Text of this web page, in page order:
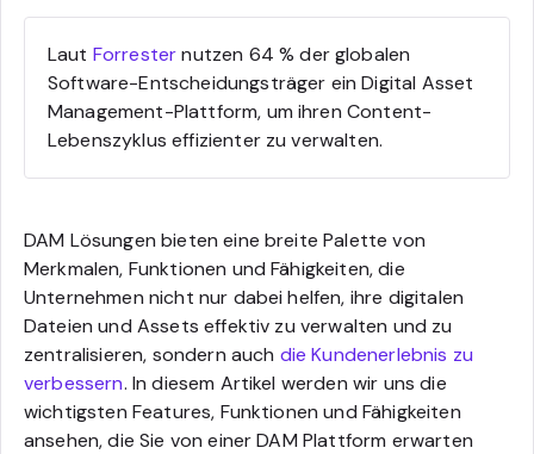
Laut Forresternutzen 64 % der globalen
Software-Entscheidungsträger ein Digital Asset
Management-Plattform, um ihren Content-
Lebenszyklus effizienter zu verwalten.
DAM Lösungen bieten eine breite Palette von
Merkmalen, Funktionen und Fähigkeiten, die
Unternehmen nicht nur dabei helfen, ihre digitalen
Dateien und Assets effektiv zu verwalten und zu
zentralisieren, sondern auch die Kundenerlebnis zu
verbessern. In diesem Artikel werden wir uns die
wichtigsten Features, Funktionen und Fähigkeiten
ansehen, die Sie von einer DAM Plattform erwarten